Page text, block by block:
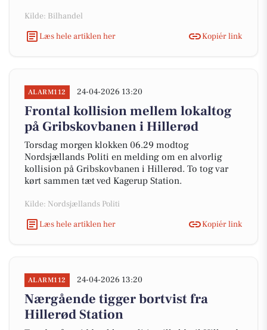
Kilde: Bilhandel
Læs hele artiklen her
Kopiér link
ALARM112 24-04-2026 13:20
Frontal kollision mellem lokaltog
på Gribskovbanen i Hillerød
Torsdag morgen klokken 06.29 modtog
Nordsjællands Politi en melding om en alvorlig
kollision på Gribskovbanen i Hillerød. To tog var
kørt sammen tæt ved Kagerup Station.
Kilde: Nordsjællands Politi
Læs hele artiklen her
Kopiér link
ALARM112 24-04-2026 13:20
Nærgående tigger bortvist fra
Hillerød Station